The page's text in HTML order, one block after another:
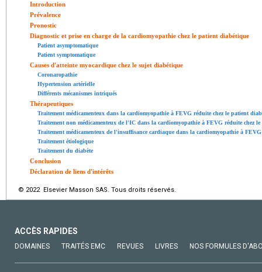
Introduction
Prévalence
Pronostic
Diagnostic et prise en charge de la cardiomyopathie chez le patient diabétique
Patient asymptomatique
Patient symptomatique
Causes d'atteinte myocardique chez le sujet diabétique
Coronaropathie
Hypertension artérielle
Différents mécanismes intriqués
Thérapeutiques
Traitement médicamenteux dans la cardiomyopathie à FEVG réduite chez le patient
Traitement non médicamenteux de l'IC dans la cardiomyopathie à FEVG réduite chez
Traitement médicamenteux de l'insuffisance cardiaque dans la cardiomyopathie à
Traitement étiologique
Traitement du diabète
Conclusion
Déclaration de liens d'intérêts
© 2022 Elsevier Masson SAS. Tous droits réservés.
ACCÈS RAPIDES
DOMAINES TRAITÉS EMC REVUES LIVRES NOS FORMULES